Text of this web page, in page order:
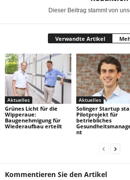
Dieser Beitrag stammt von
Verwandte Artikel
Aktuelles
Grünes Licht für die
Wipperaue:
Baugenehmigung für
Wiederaufbau erteilt
Aktuelles
Solinger Startup
Pilotprojekt für
betriebliches
nt
Kommentieren Sie den Artikel